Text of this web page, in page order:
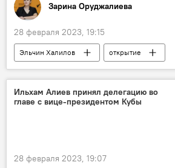
Зарина Оруджалиева
28 февраля 2023, 19:15
Эльчин Халилов
открытие
жидкость
свойства
Ильхам Алиев принял делегацию во
главе с вице-президентом Кубы
28 февраля 2023, 19:07